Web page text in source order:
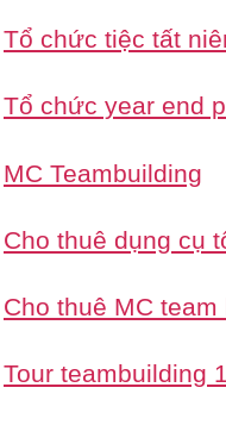
Tổ chức tiệc tất
Tổ chức year end
MC Teambuilding
Cho thuê dụng cụ
Cho thuê MC team
Tour teambuilding